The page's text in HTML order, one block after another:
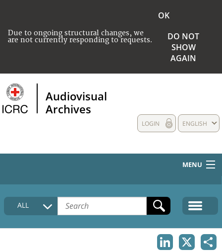
Due to ongoing structural changes, we
are not currently responding to requests.
OK
DO NOT
SHOW
AGAIN
Audiovisual
Archives
ENGLISH
LOGIN
MENU
HOME
COLLECTIONS DESCRIPTION
ALL